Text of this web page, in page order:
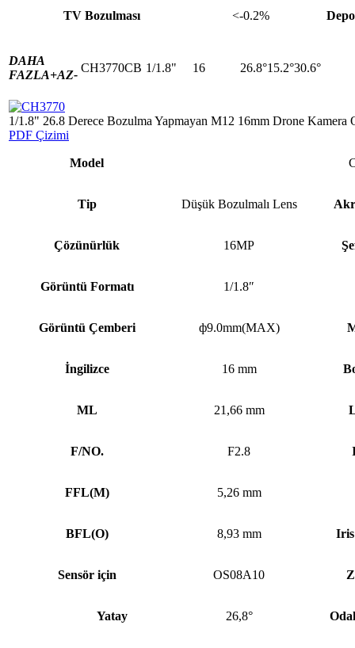
TV Bozulması <-0.2%
DAHA
FAZLA+AZ-
CH3770CB 1/1.8" 16 26.8°15.2°30.6°
1/1.8" 26.8 Derece Bozulma Yapmayan M12 16mm Drone Kamera
PDF Çizimi
Model
Tip Düşük Bozulmalı Lens
Çözünürlük 16MP
Görüntü Formatı 1/1.8″
Görüntü Çemberi ф9.0mm(MAX)
İngilizce 16 mm
ML 21,66 mm
F/NO. F2.8
FFL(M) 5,26 mm
BFL(O) 8,93 mm Iris
Sensör için OS08A10
Yatay 26,8°